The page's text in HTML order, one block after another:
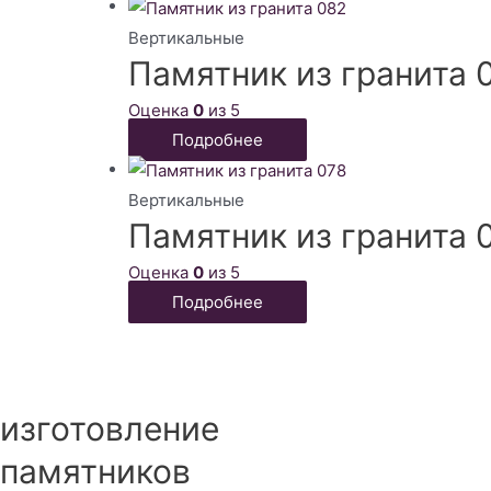
Вертикальные
Памятник из гранита
Оценка 0 из 5
Подробнее
Вертикальные
Памятник из гранита
Оценка 0 из 5
Подробнее
изготовление
памятников